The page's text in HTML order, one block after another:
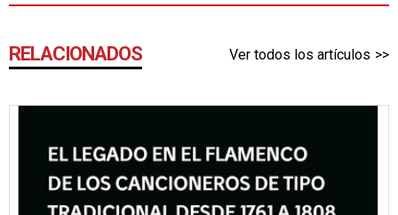
RELACIONADOS Ver todos los artículos